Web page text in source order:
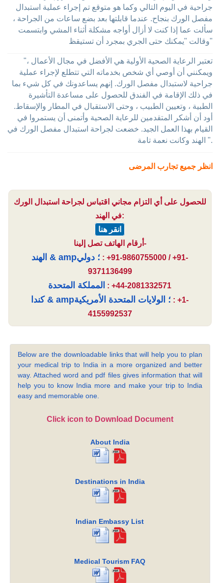
جراحية في اليوم التالي وكما هو متوقع تم إجراء عملية استبدال
مفصل الورك بنجاح. عندما قابلتها بعد بضع ساعات من الجراحة ،
سألت عما إذا كنت لا أزال أواجه مشكلة أثناء المشي وابتسمت
وقالت "يمكنك حتى الجري بمجرد أن تستيقظ"
"تعتبر الرعاية الصحية الأولية هي الأفضل في مجال الأعمال ،
ويمكنني أن أوصي أي شخص بخدماته التي تتطلع لإجراء عملية
جراحية لاستبدال مفصل الورك. إنهم يساعدونك في كل شيء بما
في ذلك الإقامة في الفندق للحصول على مساعدة التأشيرة
الطبية ، وتعيين الطبيب ، وحتى الاستقبال في المطار والإسقاط.
أود أن أشكر المتقدمين للرعاية الصحية وأتمنى أن يستمروا في
القيام بهذا العمل الجيد. خضعت لجراحة استبدال مفصل الورك في
الهند وكانت نعمة تامة ".
انظر جميع تجارب المرضى
للحصول على أي التزام مجاني اقتباس لجراحة استبدال الورك
في الهند:
انقر هنا
أرقام الهاتف تصل إلينا-
الهند & amp؛ دولي : +91-9860755000 / +91-
9371136499
المملكة المتحدة : +44-2081332571
كندا & amp؛ الولايات المتحدة الأمريكية : +1-
4155992537
Below are the downloadable links that will help you to plan
your medical trip to India in a more organized and better
way. Attached word and pdf files gives information that will
help you to know India more and make your trip to India
easy and memorable one.
Click icon to Download Document
About India
Destinations in India
Indian Embassy List
Medical Tourism FAQ